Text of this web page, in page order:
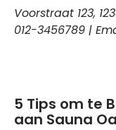
Voorstraat 123,
012-3456789 |
5 Tips om te
aan Sauna